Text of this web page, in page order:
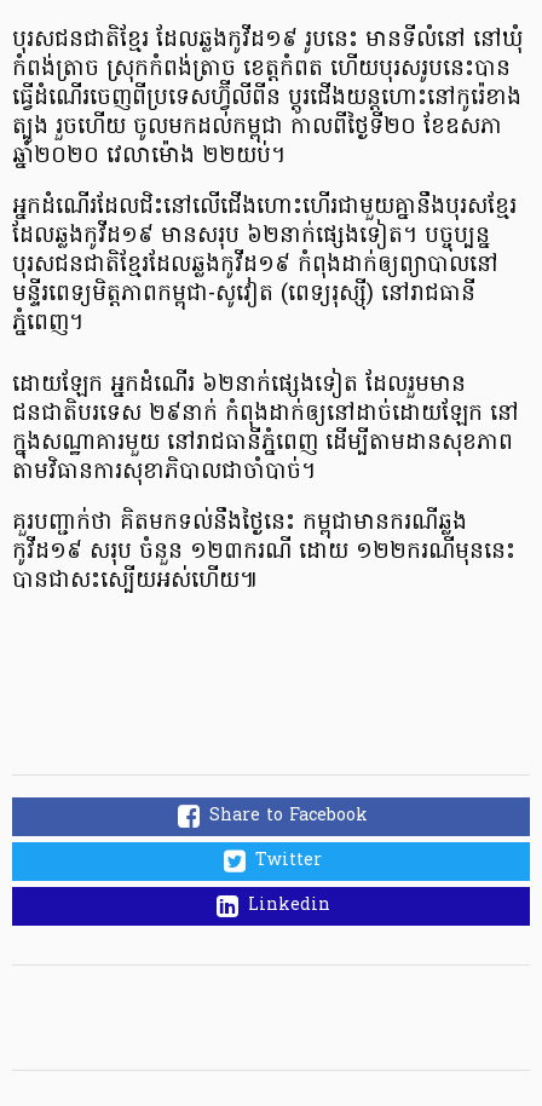
បុរស​ជនជាតិខ្មែរ​ ដែល​ឆ្លង​កូវីដ១៩ រូបនេះ មានទីលំនៅ នៅឃុំ​
កំពង់ត្រាច ស្រុក​កំពង់ត្រាច ខេត្ត​កំពត ហើយបុរស​រូប​នេះ​បាន
ធ្វើ​ដំណើរចេញ​ពី​​ប្រទេស​​​ហ្វ៊ីលីពីន ប្ដូរជើង​យន្តហោះនៅកូរ៉េខាង
ត្បូង រួចហើយ ​ចូល​មកដល់​​កម្ពុជា កាលពីថ្ងៃទី២០ ខែ​ឧសភា
ឆ្នាំ​២០២០ វេលា​ម៉ោង ២២យប់។
អ្នកដំណើរដែលជិះ​នៅ​លើ​ជើង​ហោះហើរ​ជាមួយគ្នា​នឹង​បុរស​ខ្មែរ​
ដែលឆ្លង​កូវីដ១៩ មាន​សរុប ៦២នាក់ផ្សេងទៀត។ បច្ចុប្បន្ន
បុរសជនជាតិ​ខ្មែរ​ដែល​ឆ្លង​កូវីដ១៩ កំពុង​ដាក់​ឲ្យព្យាបាល​នៅ​
មន្ទីរពេទ្យ​មិត្តភាព​កម្ពុជា-សូវៀត (ពេទ្យ​រុស្ស៊ី) នៅរាជធានី​
ភ្នំពេញ។
ដោយឡែក អ្នកដំណើរ ៦២នាក់ផ្សេងទៀត ដែលរួមមាន
ជនជាតិបរទេស ២៩នាក់ កំពុងដាក់​ឲ្យនៅដាច់ដោយឡែក នៅ
ក្នុងសណ្ឋាគារមួយ នៅរាជធានីភ្នំពេញ ដើម្បី​តាមដាន​សុខភាព​
តាមវិធានការសុខាភិបាល​ជាចាំបាច់។
គួរបញ្ជាក់ថា គិតមកទល់នឹងថ្ងៃនេះ កម្ពុជាមានករណីឆ្លង​
កូវីដ១៩ សរុប ចំនួន ១២៣ករណី ដោយ ១២២ករណី​មុននេះ
បានជា​សះស្បើយ​អស់ហើយ៕
Share to Facebook
Twitter
Linkedin